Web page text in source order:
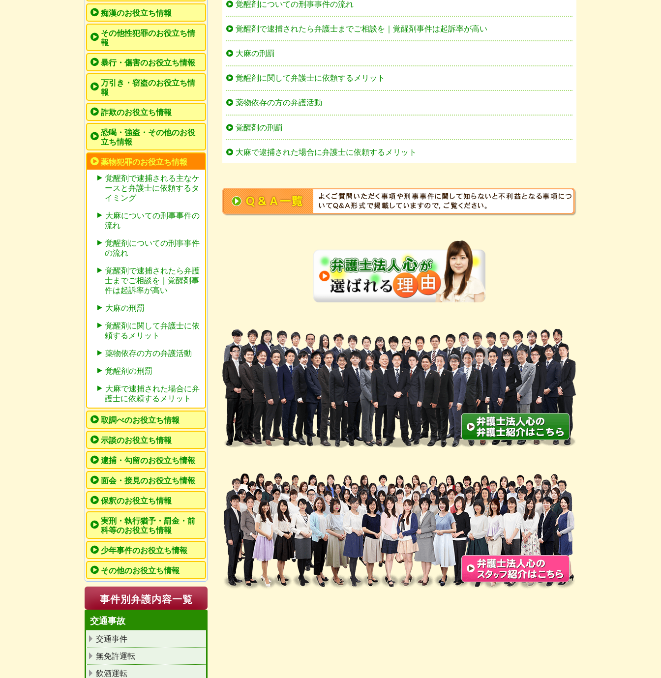
覚醒剤についての刑事事件の流れ
覚醒剤で逮捕されたら弁護士までご相談を｜覚醒剤事件は起訴率が高い
大麻の刑罰
覚醒剤に関して弁護士に依頼するメリット
薬物依存の方の弁護活動
覚醒剤の刑罰
大麻で逮捕された場合に弁護士に依頼するメリット
痴漢のお役立ち情報
その他性犯罪のお役立ち情
報
暴行・傷害のお役立ち情報
万引き・窃盗のお役立ち情
報
詐欺のお役立ち情報
恐喝・強盗・その他のお役
立ち情報
薬物犯罪のお役立ち情報
覚醒剤で逮捕される主なケ
ースと弁護士に依頼するタ
イミング
大麻についての刑事事件の
流れ
覚醒剤についての刑事事件
の流れ
覚醒剤で逮捕されたら弁護
士までご相談を｜覚醒剤事
件は起訴率が高い
大麻の刑罰
覚醒剤に関して弁護士に依
頼するメリット
薬物依存の方の弁護活動
覚醒剤の刑罰
大麻で逮捕された場合に弁
護士に依頼するメリット
取調べのお役立ち情報
示談のお役立ち情報
逮捕・勾留のお役立ち情報
面会・接見のお役立ち情報
保釈のお役立ち情報
実刑・執行猶予・罰金・前
科等のお役立ち情報
少年事件のお役立ち情報
その他のお役立ち情報
事件別弁護内容一覧
交通事故
交通事件
無免許運転
飲酒運転